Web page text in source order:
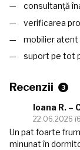
consultanță
verificarea
mobilier
suport pe tot
Recenzii 3
Ioana R. –
22.06.2026
Un pat foarte
minunat în